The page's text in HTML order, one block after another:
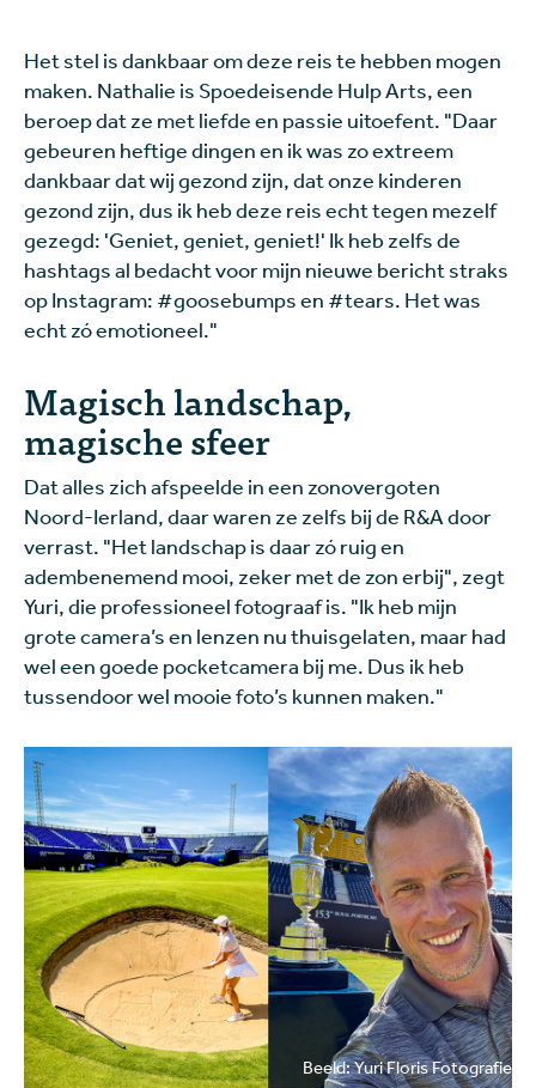
Het stel is dankbaar om deze reis te hebben mogen
maken. Nathalie is Spoedeisende Hulp Arts, een
beroep dat ze met liefde en passie uitoefent. "Daar
gebeuren heftige dingen en ik was zo extreem
dankbaar dat wij gezond zijn, dat onze kinderen
gezond zijn, dus ik heb deze reis echt tegen mezelf
gezegd: 'Geniet, geniet, geniet!' Ik heb zelfs de
hashtags al bedacht voor mijn nieuwe bericht straks
op Instagram: #goosebumps en #tears. Het was
echt zó emotioneel."
Magisch landschap,
magische sfeer
Dat alles zich afspeelde in een zonovergoten
Noord-Ierland, daar waren ze zelfs bij de R&A door
verrast. "Het landschap is daar zó ruig en
adembenemend mooi, zeker met de zon erbij", zegt
Yuri, die professioneel fotograaf is. "Ik heb mijn
grote camera’s en lenzen nu thuisgelaten, maar had
wel een goede pocketcamera bij me. Dus ik heb
tussendoor wel mooie foto’s kunnen maken."
Beeld: Yuri Floris Fotografie